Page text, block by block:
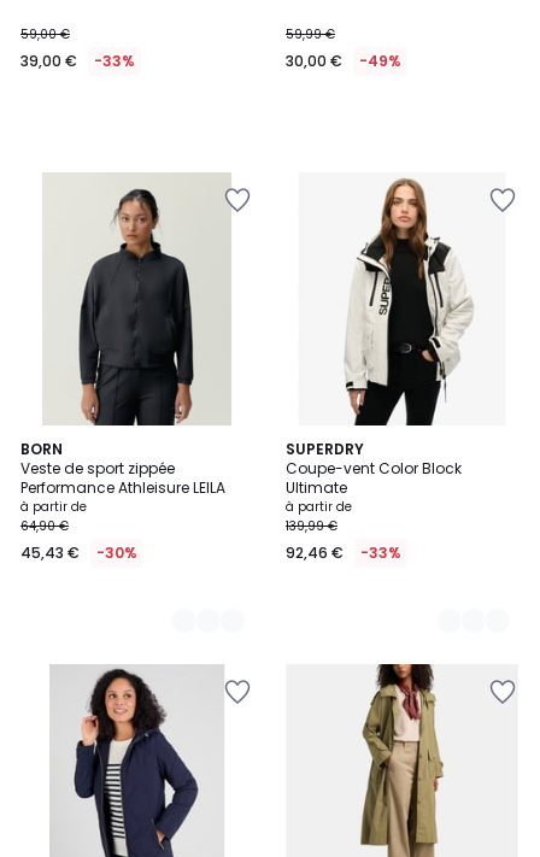
59,00 €
39,00 € -33%
59,99 €
30,00 € -49%
BORN
Veste de sport zippée
Performance Athleisure LEILA
à partir de
64,90 €
45,43 € -30%
3
Couleurs
SUPERDRY
Coupe-vent Color Block
Ultimate
à partir de
139,99 €
92,46 € -33%
4
Couleurs